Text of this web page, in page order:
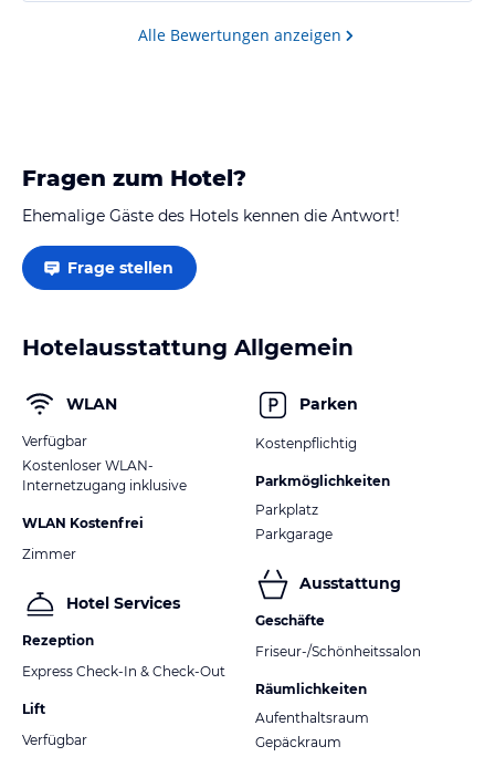
Alle Bewertungen anzeigen
Fragen zum Hotel?
Ehemalige Gäste des Hotels kennen die Antwort!
Frage stellen
Hotelausstattung Allgemein
WLAN
Verfügbar
Kostenloser WLAN-
Internetzugang inklusive
WLAN Kostenfrei
Zimmer
Hotel Services
Rezeption
Express Check-In & Check-Out
Lift
Verfügbar
Parken
Kostenpflichtig
Parkmöglichkeiten
Parkplatz
Parkgarage
Ausstattung
Geschäfte
Friseur-/Schönheitssalon
Räumlichkeiten
Aufenthaltsraum
Gepäckraum